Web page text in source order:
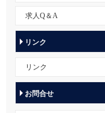
求人Q＆A
リンク
リンク
お問合せ